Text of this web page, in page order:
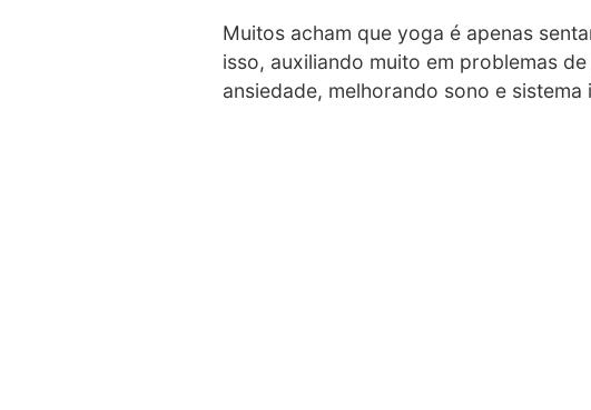
Muitos acham que yoga é apenas
isso, auxiliando muito em problemas
ansiedade, melhorando sono e sistema